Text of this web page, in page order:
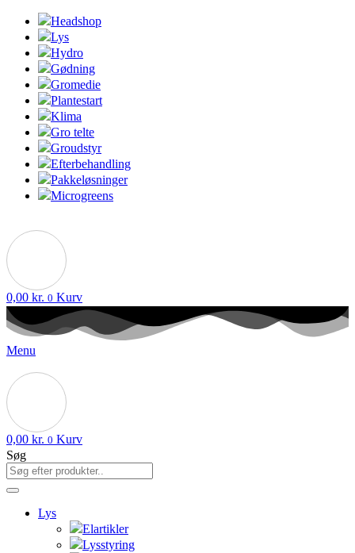
Headshop
Lys
Hydro
Gødning
Gromedie
Plantestart
Klima
Gro telte
Groudstyr
Efterbehandling
Pakkeløsninger
Microgreens
0,00 kr. 0 Kurv
Menu
0,00 kr. 0 Kurv
Søg
Lys
Elartikler
Lysstyring